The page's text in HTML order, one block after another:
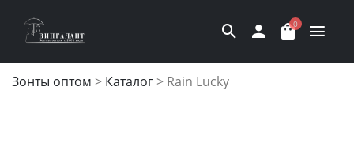
0
Зонты оптом > Каталог> Rain Lucky